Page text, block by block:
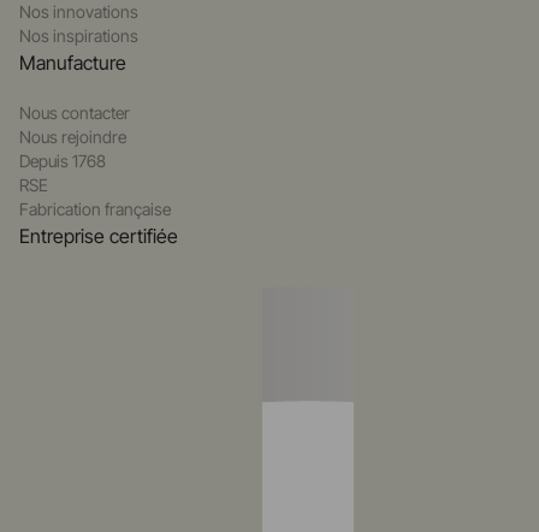
Nos innovations
Nos inspirations
Manufacture
Nous contacter
Nous rejoindre
Depuis 1768
RSE
Fabrication française
Entreprise certifiée